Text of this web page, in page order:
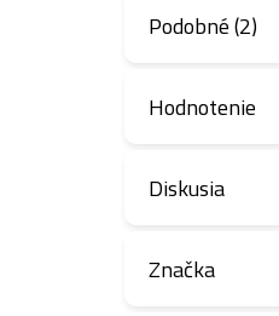
Podobné (2)
Hodnotenie
Diskusia
Značka